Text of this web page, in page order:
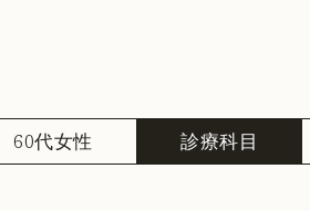
60代女性 診療科目